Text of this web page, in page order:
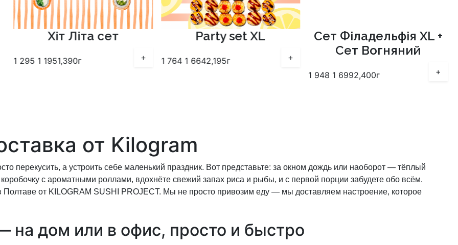
Хіт Літа сет
1 295 1 1951,390г +
Party set XL
1 764 1 6642,195г +
Сет Філадельфія XL +
Сет Вогняний
1 948 1 6992,400г +
от Kilogram
перекусить, а устроить себе маленький праздник. Вот представьте: за окном дождь или наоборот — тёплый
с ароматными роллами, вдохнёте свежий запах риса и рыбы, и с первой порции забудете обо всём.
Полтаве от KILOGRAM SUSHI PROJECT. Мы не просто привозим еду — мы доставляем настроение, которое
на дом или в офис, просто и быстро